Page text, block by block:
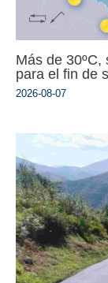
Más de
para el fin de
2026-08-07